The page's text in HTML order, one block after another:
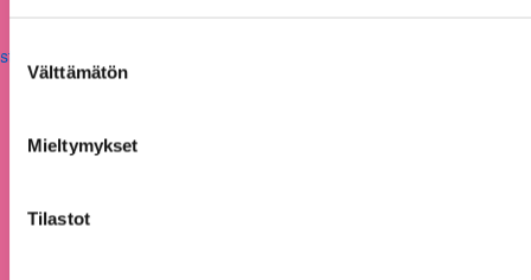
Suostumuksen
valinta
Välttämätön
Mieltymykset
Tilastot